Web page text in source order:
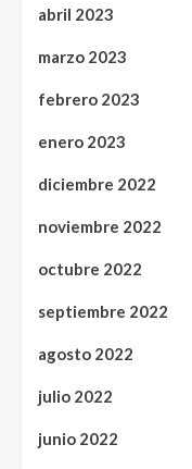
abril 2023
marzo 2023
febrero 2023
enero 2023
diciembre 2022
noviembre 2022
octubre 2022
septiembre 2022
agosto 2022
julio 2022
junio 2022